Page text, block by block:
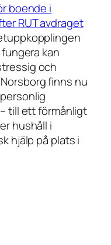
boende i
RUT avdraget
kan
och
finns nu
till ett förmånligt
hushåll i
hjälp på plats i